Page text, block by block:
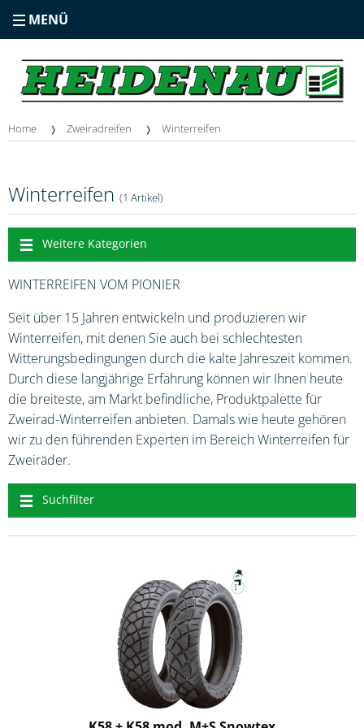
MENÜ
Home Zweiradreifen Winterreifen
Winterreifen (1 Artikel)
Weitere Kategorien
WINTERREIFEN VOM PIONIER
Seit über 15 Jahren entwickeln und produzieren wir
Winterreifen, mit denen Sie auch bei schlechtesten
Witterungsbedingungen durch die kalte Jahreszeit kommen.
Durch diese langjährige Erfahrung können wir Ihnen heute
die breiteste, am Markt befindliche, Produktpalette für
Zweirad-Winterreifen anbieten. Damals wie heute gehören
wir zu den führenden Experten im Bereich Winterreifen für
Zweiräder.
Suchfilter